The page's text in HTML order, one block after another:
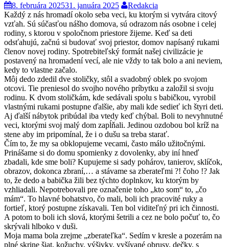
8. februára 202531. januára 2025
Redakcia
Každý z nás hromadí okolo seba veci, ku ktorým si vytvára citový
vzťah. Sú súčasťou nášho domova, sú odrazom nás osobne i celej
rodiny, s ktorou v spoločnom priestore žijeme. Keď sa deti
odsťahujú, začnú si budovať svoj priestor, domov napísaný rukami
členov novej rodiny. Spotrebiteľský formát našej civilizácie je
postavený na hromadení vecí, ale nie vždy to tak bolo a ani neviem,
kedy to vlastne začalo.
Môj dedo zdedil dve stoličky, stôl a svadobný oblek po svojom
otcovi. Tie preniesol do svojho nového príbytku a založil si svoju
rodinu. K dvom stoličkám, kde sedávali spolu s babičkou, vyrobil
vlastnými rukami postupne ďalšie, aby mali kde sedieť ich štyri deti.
Aj ďalší nábytok pribúdal iba vtedy keď chýbal. Boli to nevyhnutné
veci, ktorými svoj malý dom zapĺňali. Jedinou ozdobou bol kríž na
stene aby im pripomínal, že i o dušu sa treba starať.
Čím to, že my sa obklopujeme vecami, často málo užitočnými.
Prinášame si do domu spomienky z dovolenky, aby iní hneď
zbadali, kde sme boli? Kupujeme si sady pohárov, tanierov, sklíčok,
obrazov, dokonca zbraní,… a stávame sa zberateľmi ?! čoho !? Jak
to, že dedo a babička žili bez týchto doplnkov, ku ktorým by
vzhliadali. Nepotrebovali pre označenie toho „kto som“ to, „čo
mám“. To hlavné bohatstvo, čo mali, boli ich pracovité ruky a
fortieľ, ktorý postupne získavali. Ten bol viditeľný pri ich činnosti.
A potom to boli ich slová, ktorými šetrili a cez ne bolo počuť to, čo
skrývali hlboko v duši.
Moja mama bola zrejme „zberateľka“. Sedím v kresle a pozerám na
plné skrine šiat, kožuchy, výšivky, vyšívané obrusy, dečky, s